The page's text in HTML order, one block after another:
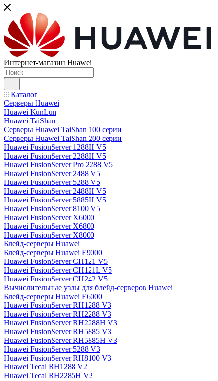
Интернет-магазин Huawei
Каталог
Серверы Huawei
Huawei KunLun
Huawei TaiShan
Серверы Huawei TaiShan 100 серии
Серверы Huawei TaiShan 200 серии
Huawei FusionServer 1288H V5
Huawei FusionServer 2288H V5
Huawei FusionServer Pro 2288 V5
Huawei FusionServer 2488 V5
Huawei FusionServer 5288 V5
Huawei FusionServer 2488H V5
Huawei FusionServer 5885H V5
Huawei FusionServer 8100 V5
Huawei FusionServer X6000
Huawei FusionServer X6800
Huawei FusionServer X8000
Блейд-серверы Huawei
Блейд-серверы Huawei E9000
Huawei FusionServer CH121 V5
Huawei FusionServer CH121L V5
Huawei FusionServer CH242 V5
Вычислительные узлы для блейд-серверов Huawei
Блейд-серверы Huawei E6000
Huawei FusionServer RH1288 V3
Huawei FusionServer RH2288 V3
Huawei FusionServer RH2288H V3
Huawei FusionServer RH5885 V3
Huawei FusionServer RH5885H V3
Huawei FusionServer 5288 V3
Huawei FusionServer RH8100 V3
Huawei Tecal RH1288 V2
Huawei Tecal RH2285H V2